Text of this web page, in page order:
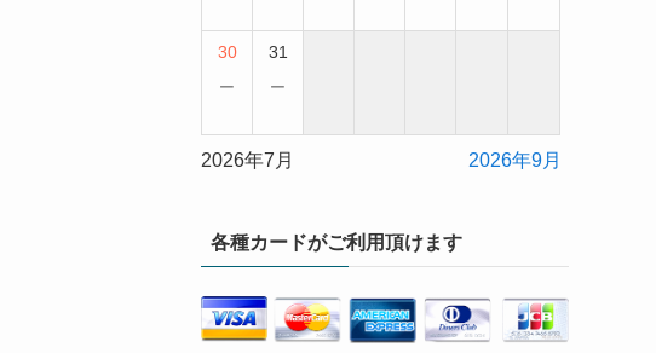
30
−
31
−
2026年7月 2026年9月
各種カードがご利用頂けます